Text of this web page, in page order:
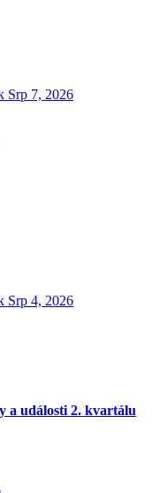
Srp 7, 2026
Srp 4, 2026
a události 2. kvartálu